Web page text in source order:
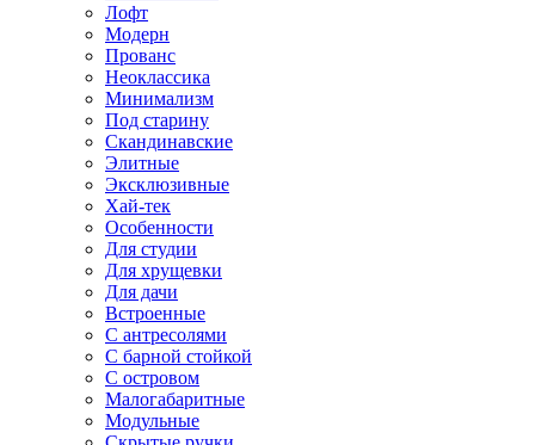
Лофт
Модерн
Прованс
Неоклассика
Минимализм
Под старину
Скандинавские
Элитные
Эксклюзивные
Хай-тек
Особенности
Для студии
Для хрущевки
Для дачи
Встроенные
С антресолями
С барной стойкой
С островом
Малогабаритные
Модульные